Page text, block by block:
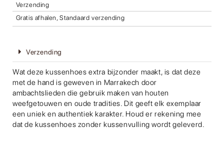
Verzending
Gratis afhalen, Standaard verzending
Verzending
Wat deze kussenhoes extra bijzonder maakt, is dat deze
met de hand is geweven in Marrakech door
ambachtslieden die gebruik maken van houten
weefgetouwen en oude tradities. Dit geeft elk exemplaar
een uniek en authentiek karakter. Houd er rekening mee
dat de kussenhoes zonder kussenvulling wordt geleverd.